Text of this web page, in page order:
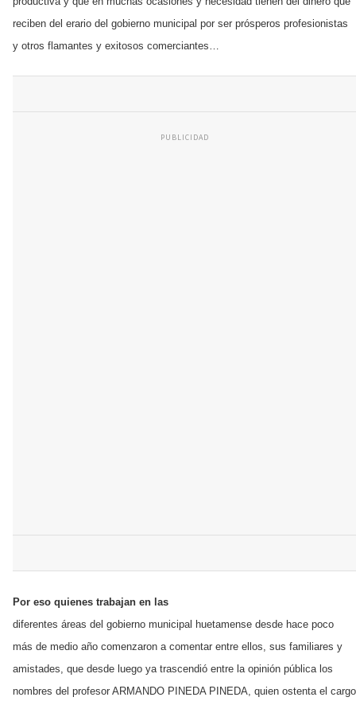
reciben del erario del gobierno municipal por ser prósperos profesionistas
y otros flamantes y exitosos comerciantes…
PUBLICIDAD
Por eso quienes trabajan en las
diferentes áreas del gobierno municipal huetamense desde hace poco
más de medio año comenzaron a comentar entre ellos, sus familiares y
amistades, que desde luego ya trascendió entre la opinión pública los
nombres del profesor ARMANDO PINEDA PINEDA, quien ostenta el cargo